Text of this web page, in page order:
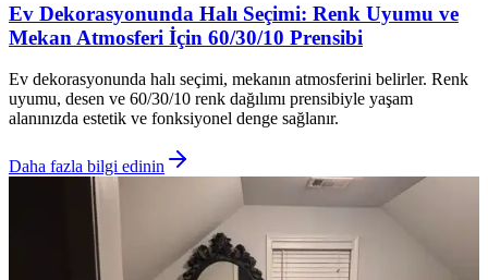
Ev Dekorasyonunda Halı Seçimi: Renk Uyumu ve
Mekan Atmosferi İçin 60/30/10 Prensibi
Ev dekorasyonunda halı seçimi, mekanın atmosferini belirler. Renk
uyumu, desen ve 60/30/10 renk dağılımı prensibiyle yaşam
alanınızda estetik ve fonksiyonel denge sağlanır.
Daha fazla bilgi edinin